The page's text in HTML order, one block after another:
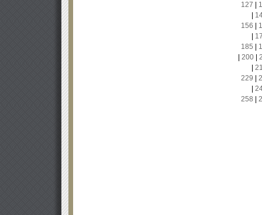
127
156
185
200|
229
258